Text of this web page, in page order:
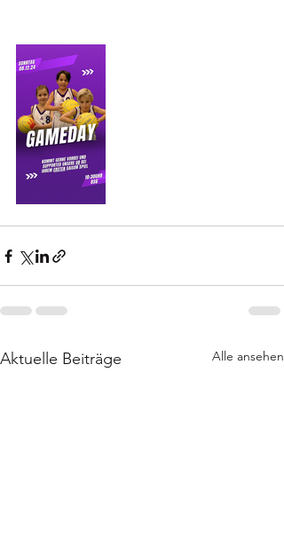
Aktuelle Beiträge Alle ansehen